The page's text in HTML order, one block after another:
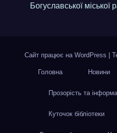
Богуславської міської
Сайт працює на WordPress
Головна Новини
Прозорість та
Куточок бібліотеки